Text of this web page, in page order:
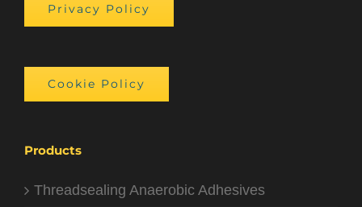
Privacy Policy
Cookie Policy
Products
Threadsealing Anaerobic Adhesives